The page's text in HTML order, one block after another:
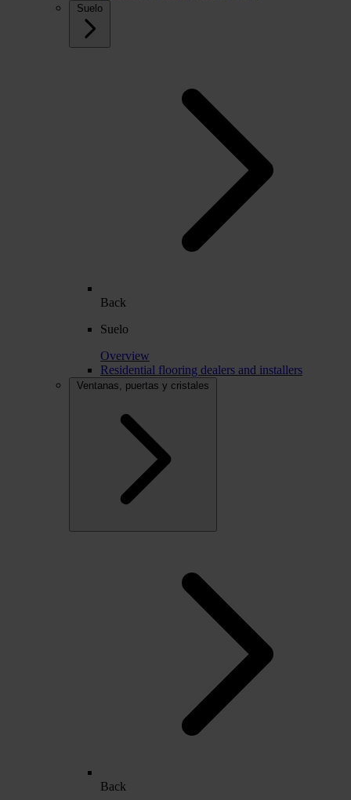
Suelo
Back
Suelo
Overview
Residential flooring dealers and installers
Ventanas, puertas y cristales
Back